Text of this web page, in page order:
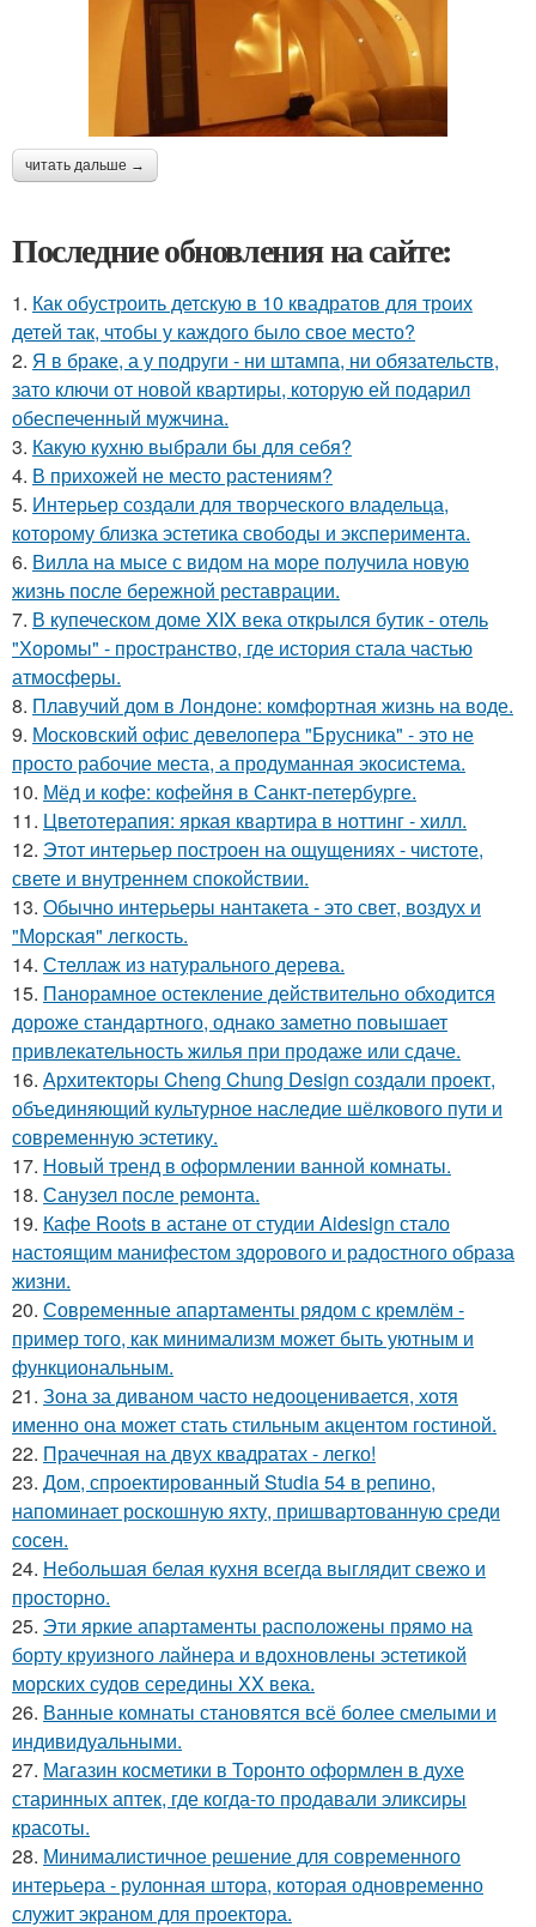
читать дальше →
Последние обновления на сайте:
1. Как обустроить детскую в 10 квадратов для троих
детей так, чтобы у каждого было свое место?
2. Я в браке, а у подруги - ни штампа, ни обязательств,
зато ключи от новой квартиры, которую ей подарил
обеспеченный мужчина.
3. Какую кухню выбрали бы для себя?
4. В прихожей не место растениям?
5. Интерьер создали для творческого владельца,
которому близка эстетика свободы и эксперимента.
6. Вилла на мысе с видом на море получила новую
жизнь после бережной реставрации.
7. В купеческом доме XIX века открылся бутик - отель
"Хоромы" - пространство, где история стала частью
атмосферы.
8. Плавучий дом в Лондоне: комфортная жизнь на воде.
9. Московский офис девелопера "Брусника" - это не
просто рабочие места, а продуманная экосистема.
10. Мёд и кофе: кофейня в Санкт-петербурге.
11. Цветотерапия: яркая квартира в ноттинг - хилл.
12. Этот интерьер построен на ощущениях - чистоте,
свете и внутреннем спокойствии.
13. Обычно интерьеры нантакета - это свет, воздух и
"Морская" легкость.
14. Стеллаж из натурального дерева.
15. Панорамное остекление действительно обходится
дороже стандартного, однако заметно повышает
привлекательность жилья при продаже или сдаче.
16. Архитекторы Cheng Chung Design создали проект,
объединяющий культурное наследие шёлкового пути и
современную эстетику.
17. Новый тренд в оформлении ванной комнаты.
18. Санузел после ремонта.
19. Кафе Roots в астане от студии Aidesign стало
настоящим манифестом здорового и радостного образа
жизни.
20. Современные апартаменты рядом с кремлём -
пример того, как минимализм может быть уютным и
функциональным.
21. Зона за диваном часто недооценивается, хотя
именно она может стать стильным акцентом гостиной.
22. Прачечная на двух квадратах - легко!
23. Дом, спроектированный Studia 54 в репино,
напоминает роскошную яхту, пришвартованную среди
сосен.
24. Небольшая белая кухня всегда выглядит свежо и
просторно.
25. Эти яркие апартаменты расположены прямо на
борту круизного лайнера и вдохновлены эстетикой
морских судов середины XX века.
26. Ванные комнаты становятся всё более смелыми и
индивидуальными.
27. Магазин косметики в Торонто оформлен в духе
старинных аптек, где когда-то продавали эликсиры
красоты.
28. Минималистичное решение для современного
интерьера - рулонная штора, которая одновременно
служит экраном для проектора.